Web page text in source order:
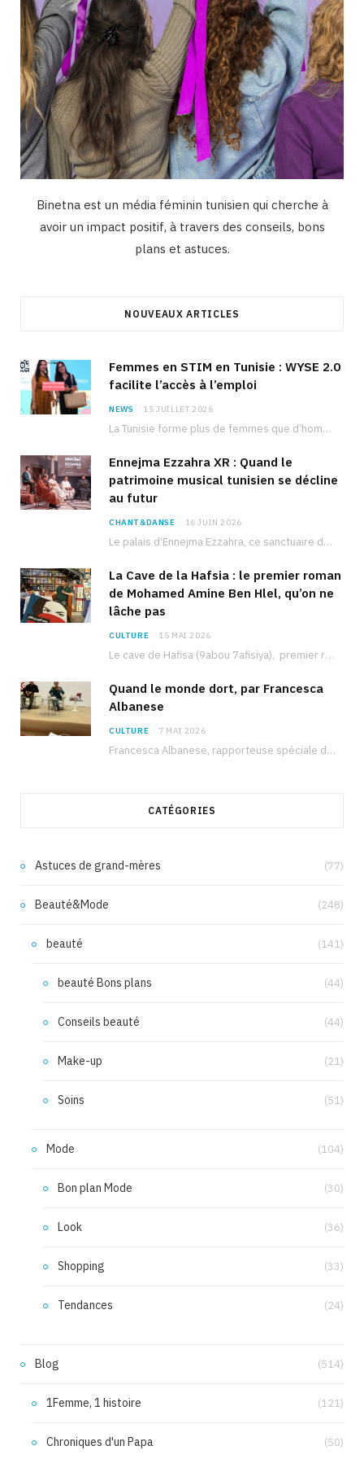
Binetna est un média féminin tunisien qui cherche à
avoir un impact positif, à travers des conseils, bons
plans et astuces.
NOUVEAUX ARTICLES
Femmes en STIM en Tunisie : WYSE 2.0
facilite l’accès à l’emploi
NEWS 15 JUILLET 2026
La Tunisie forme plus de femmes que d’hommes dans les filières scientifiques. Pourtant, pour beaucoup…
Ennejma Ezzahra XR : Quand le
patrimoine musical tunisien se décline
au futur
CHANT&DANSE 16 JUIN 2026
Le palais d’Ennejma Ezzahra, ce sanctuaire de la musique tunisienne et méditerranéenne construit par le…
La Cave de la Hafsia : le premier roman
de Mohamed Amine Ben Hlel, qu’on ne
lâche pas
CULTURE 15 MAI 2026
Le cave de Hafisa (9abou 7afisiya), premier roman du journaliste tunisien Mohamed Amine Ben Hlel,…
Quand le monde dort, par Francesca
Albanese
CULTURE 7 MAI 2026
Francesca Albanese, rapporteuse spéciale de l’ONU sur les territoires palestiniens occupés, était à Tunis pour…
CATÉGORIES
Astuces de grand-mères (77)
Beauté&Mode (248)
beauté (141)
beauté Bons plans (44)
Conseils beauté (44)
Make-up (21)
Soins (51)
Mode (104)
Bon plan Mode (30)
Look (36)
Shopping (33)
Tendances (24)
Blog (514)
1Femme, 1 histoire (121)
Chroniques d'un Papa (50)